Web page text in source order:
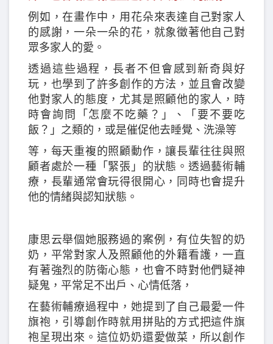
例如，在畫作中，用花朵來表達自己對家人
的感謝，一朵一朵的花，就象徵著他自己對
眾多家人的愛。
透過這些過程，長者不但會感到新奇與好
玩，也學到了許多創作的方法，並且會改變
他對家人的態度，尤其是照顧他的家人，時
時會詢問「怎麼不吃藥？」、「要不要吃
飯？」之類的，或是催促他去睡覺、洗澡等
等，每天重複的照顧動作，讓長輩往往與照
顧者處於一種「緊張」的狀態。透過藝術輔
療，長輩通常會玩得很開心，同時也會提升
他的情緒與認知狀態。
康思云舉個她服務過的案例，有位失智的奶
奶，平常對家人及照顧他的外籍看護，一直
有著強烈的防衛心態，也會不時對他們疑神
疑鬼，平常足不出戶、心情低落，
在藝術輔療過程中，她提到了自己最愛一件
旗袍，引導創作時就用拼貼的方式把這件旗
袍呈現出來。這位奶奶還愛做菜，所以創作